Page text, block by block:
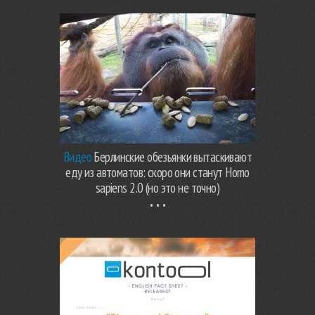
ВидеоБерлинские обезьянки вытаскивают
еду из автоматов: скоро они станут Homo
sapiens 2.0 (но это не точно)